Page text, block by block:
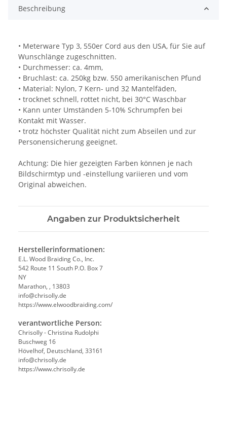
Beschreibung
• Meterware Typ 3, 550er Cord aus den USA, für Sie auf
Wunschlänge zugeschnitten.
• Durchmesser: ca. 4mm,
• Bruchlast: ca. 250kg bzw. 550 amerikanischen Pfund
• Material: Nylon, 7 Kern- und 32 Mantelfäden,
• trocknet schnell, rottet nicht, bei 30°C Waschbar
• Kann unter Umständen 5-10% Schrumpfen bei
Kontakt mit Wasser.
• trotz höchster Qualität nicht zum Abseilen und zur
Personensicherung geeignet.
Achtung: Die hier gezeigten Farben können je nach
Bildschirmtyp und -einstellung variieren und vom
Original abweichen.
Angaben zur Produktsicherheit
Herstellerinformationen:
E.L. Wood Braiding Co., Inc.
542 Route 11 South P.O. Box 7
NY
Marathon, , 13803
info@chrisolly.de
https://www.elwoodbraiding.com/
verantwortliche Person:
Chrisolly - Christina Rudolphi
Buschweg 16
Hövelhof, Deutschland, 33161
info@chrisolly.de
https://www.chrisolly.de